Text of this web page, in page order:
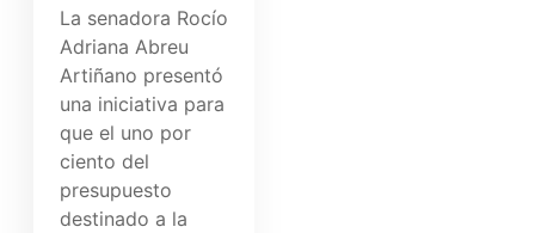
La senadora Rocío
Adriana Abreu
Artiñano presentó
una iniciativa para
que el uno por
ciento del
presupuesto
destinado a la